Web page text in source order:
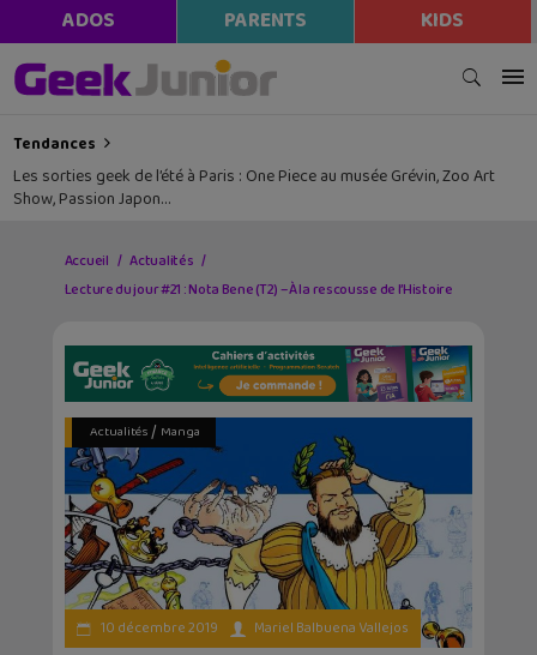
ADOS PARENTS KIDS
Tendances
Les sorties geek de l’été à Paris : One Piece au musée Grévin, Zoo Art
Show, Passion Japon…
Accueil
Actualités
Lecture du jour #21 : Nota Bene (T2) – À la rescousse de l’Histoire
Actualités/ Manga
10 décembre 2019 Mariel Balbuena Vallejos